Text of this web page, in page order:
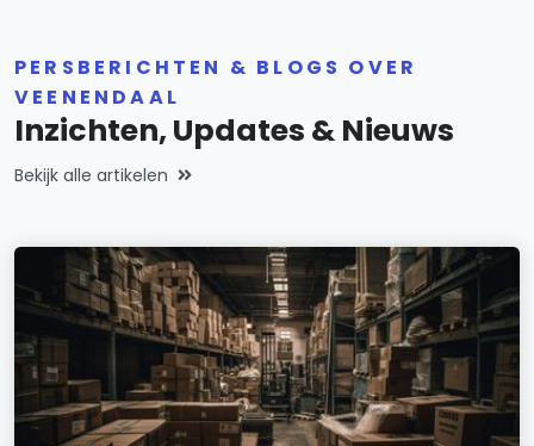
PERSBERICHTEN & BLOGS OVER
VEENENDAAL
Inzichten, Updates & Nieuws
Bekijk alle artikelen